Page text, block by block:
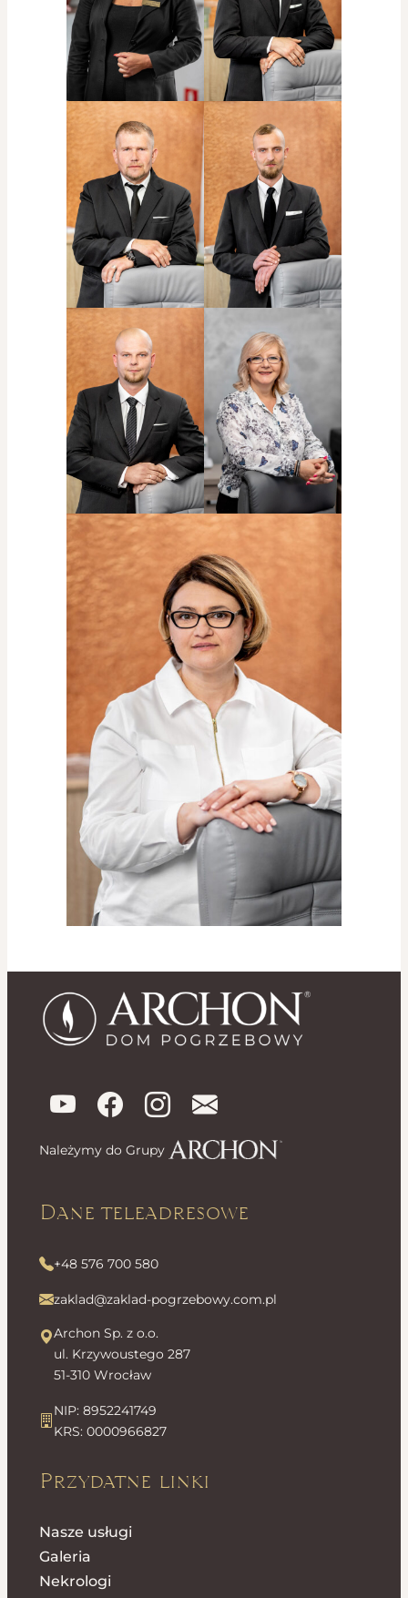
Należymy do Grupy
Dane teleadresowe
+48 576 700 580
zaklad@zaklad-pogrzebowy.com.pl
Archon Sp. z o.o.
ul. Krzywoustego 287
51-310 Wrocław
NIP: 8952241749
KRS: 0000966827
Przydatne linki
Nasze usługi
Galeria
Nekrologi